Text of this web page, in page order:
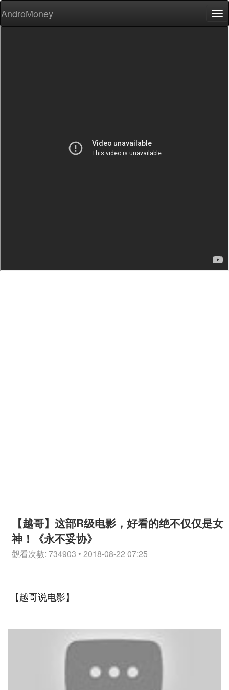
AndroMoney
【越哥】这部R级电影，好看的绝不仅仅是女
神！《永不妥协》
觀看次數: 734903 • 2018-08-22 07:25
【越哥说电影】